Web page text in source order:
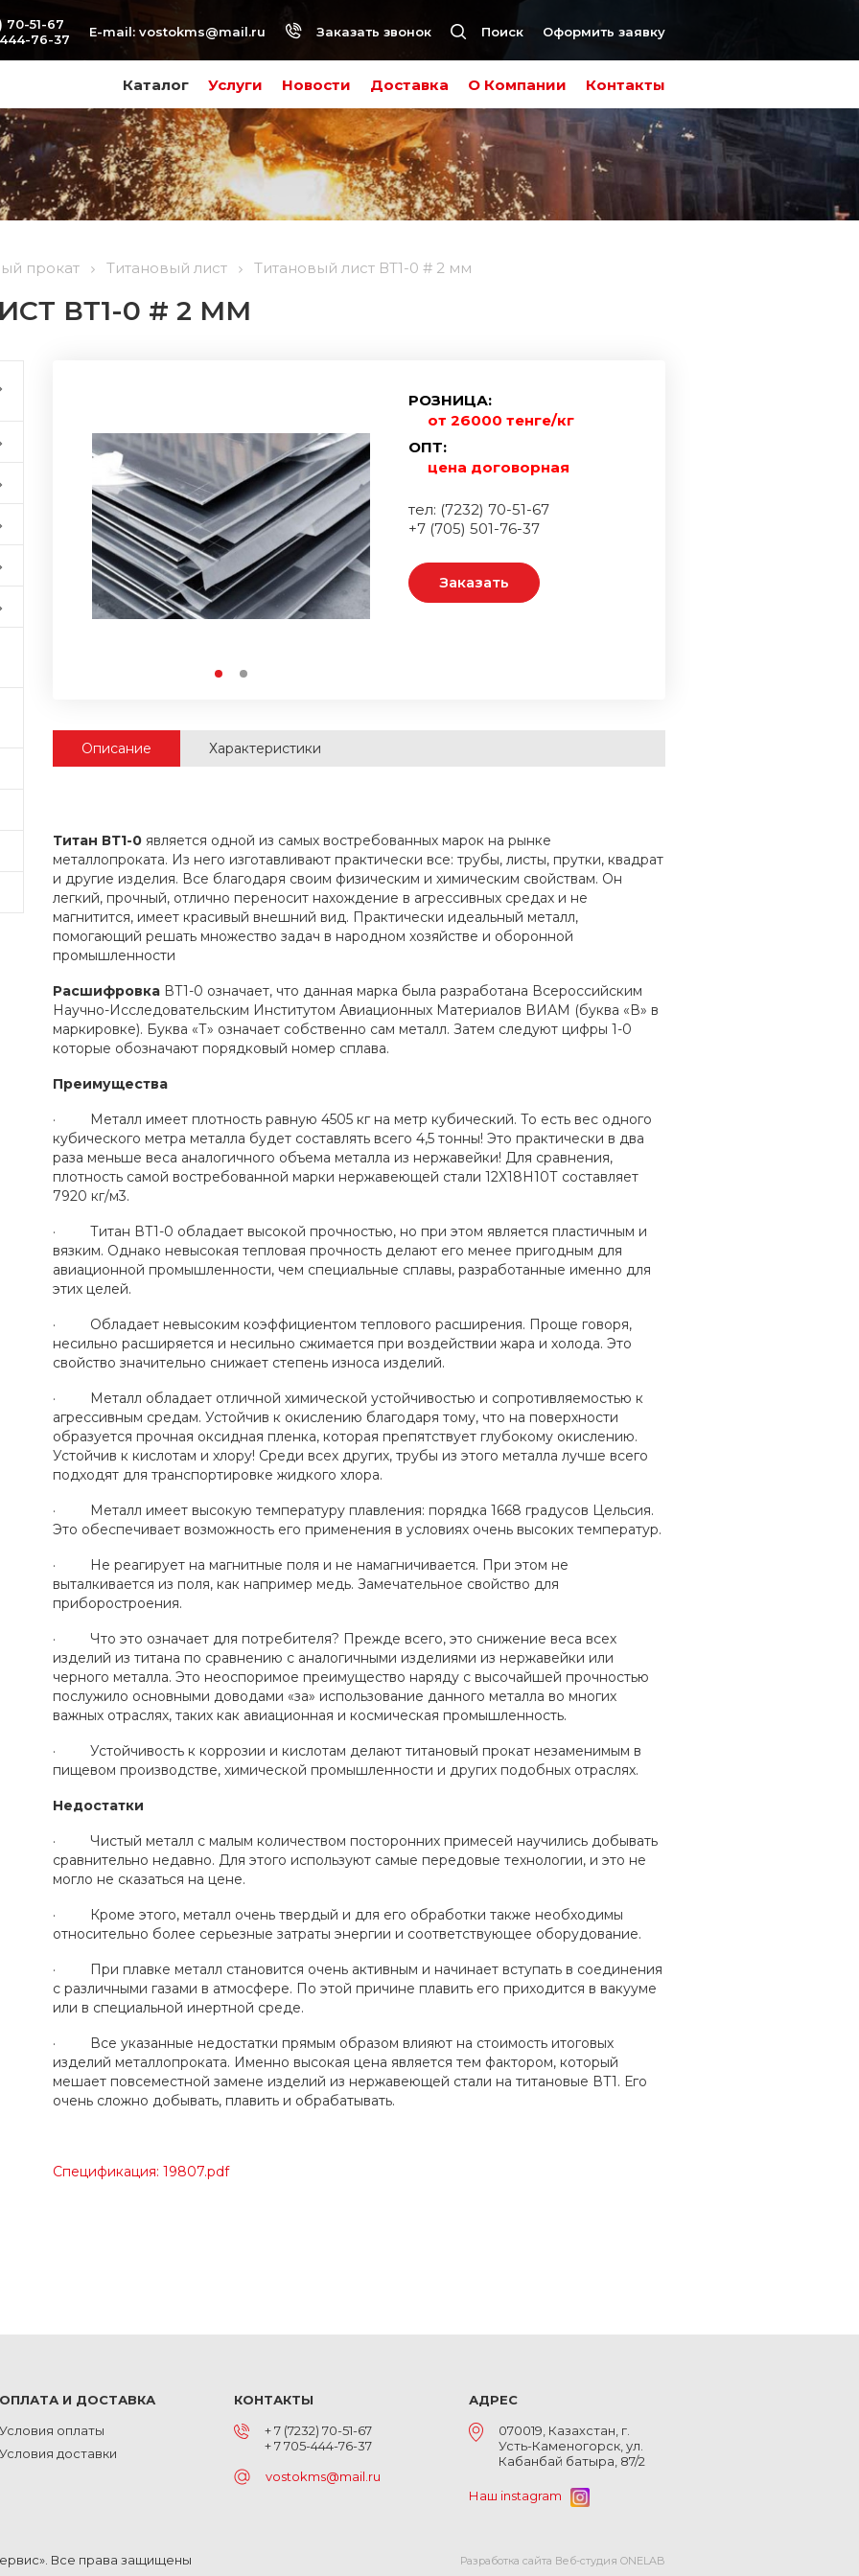
Каталог Услуги Новости Доставка О Компании Контакты
70-51-67
76-37
E-mail: vostokms@mail.ru Заказать звонок Поиск Оформить заявку
прокат Титановый лист Титановый лист ВТ1-0 # 2 мм
ВТ1-0 # 2 ММ
РОЗНИЦА:
от 26000 тенге/кг
ОПТ:
цена договорная
тел: (7232) 70-51-67
+7 (705) 501-76-37
Заказать
Описание Характеристики
Титан ВТ1-0является одной из самых востребованных марок на рынке
металлопроката. Из него изготавливают практически все: трубы, листы, прутки, квадрат
и другие изделия. Все благодаря своим физическим и химическим свойствам. Он
легкий, прочный, отлично переносит нахождение в агрессивных средах и не
магнитится, имеет красивый внешний вид. Практически идеальный металл,
помогающий решать множество задач в народном хозяйстве и оборонной
промышленности
РасшифровкаВТ1-0 означает, что данная марка была разработана Всероссийским
Научно-Исследовательским Институтом Авиационных Материалов ВИАМ (буква «В» в
маркировке). Буква «Т» означает собственно сам металл. Затем следуют цифры 1-0
которые обозначают порядковый номер сплава.
Преимущества
· Металл имеет плотность равную 4505 кг на метр кубический. То есть вес одного
кубического метра металла будет составлять всего 4,5 тонны! Это практически в два
раза меньше веса аналогичного объема металла из нержавейки! Для сравнения,
плотность самой востребованной марки нержавеющей стали 12Х18Н10Т составляет
7920 кг/м3.
· Титан ВТ1-0 обладает высокой прочностью, но при этом является пластичным и
вязким. Однако невысокая тепловая прочность делают его менее пригодным для
авиационной промышленности, чем специальные сплавы, разработанные именно для
этих целей.
· Обладает невысоким коэффициентом теплового расширения. Проще говоря,
несильно расширяется и несильно сжимается при воздействии жара и холода. Это
свойство значительно снижает степень износа изделий.
· Металл обладает отличной химической устойчивостью и сопротивляемостью к
агрессивным средам. Устойчив к окислению благодаря тому, что на поверхности
образуется прочная оксидная пленка, которая препятствует глубокому окислению.
Устойчив к кислотам и хлору! Среди всех других, трубы из этого металла лучше всего
подходят для транспортировке жидкого хлора.
· Металл имеет высокую температуру плавления: порядка 1668 градусов Цельсия.
Это обеспечивает возможность его применения в условиях очень высоких температур.
· Не реагирует на магнитные поля и не намагничивается. При этом не
выталкивается из поля, как например медь. Замечательное свойство для
приборостроения.
· Что это означает для потребителя? Прежде всего, это снижение веса всех
изделий из титана по сравнению с аналогичными изделиями из нержавейки или
черного металла. Это неоспоримое преимущество наряду с высочайшей прочностью
послужило основными доводами «за» использование данного металла во многих
важных отраслях, таких как авиационная и космическая промышленность.
· Устойчивость к коррозии и кислотам делают титановый прокат незаменимым в
пищевом производстве, химической промышленности и других подобных отраслях.
Недостатки
· Чистый металл с малым количеством посторонних примесей научились добывать
сравнительно недавно. Для этого используют самые передовые технологии, и это не
могло не сказаться на цене.
· Кроме этого, металл очень твердый и для его обработки также необходимы
относительно более серьезные затраты энергии и соответствующее оборудование.
· При плавке металл становится очень активным и начинает вступать в соединения
с различными газами в атмосфере. По этой причине плавить его приходится в вакууме
или в специальной инертной среде.
· Все указанные недостатки прямым образом влияют на стоимость итоговых
изделий металлопроката. Именно высокая цена является тем фактором, который
мешает повсеместной замене изделий из нержавеющей стали на титановые ВТ1. Его
очень сложно добывать, плавить и обрабатывать.
Спецификация: 19807.pdf
ОПЛАТА И ДОСТАВКА
Условия оплаты
Условия доставки
КОНТАКТЫ
+ 7 (7232) 70-51-67
+ 7 705-444-76-37
vostokms@mail.ru
АДРЕС
070019, Казахстан, г.
Усть-Каменогорск, ул.
Кабанбай батыра, 87/2
Наш instagram
Все права защищены Разработка сайта Веб-студия ONELAB